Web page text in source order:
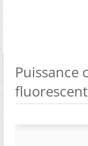
Puissance
fluorescent